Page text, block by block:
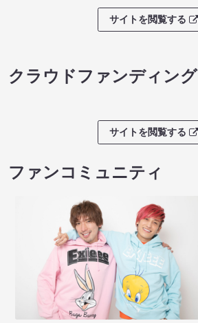
サイトを閲覧する
クラウドファンディング
サイトを閲覧する
ファンコミュニティ